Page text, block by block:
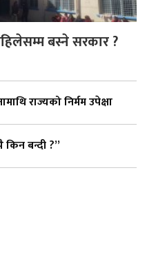
बस्ने सरकार ?
राज्यको निर्मम उपेक्षा
किन बन्दी ?”